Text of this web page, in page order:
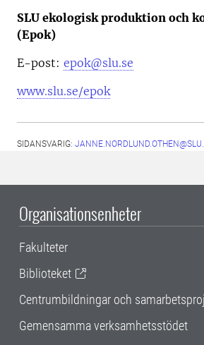
SLU ekologisk produktion och
(Epok)
E-post: epok@slu.se
www.slu.se/epok
SIDANSVARIG:
Organisationsenheter
Fakulteter
Biblioteket
Centrumbildningar och
Gemensamma verksamhetsstödet